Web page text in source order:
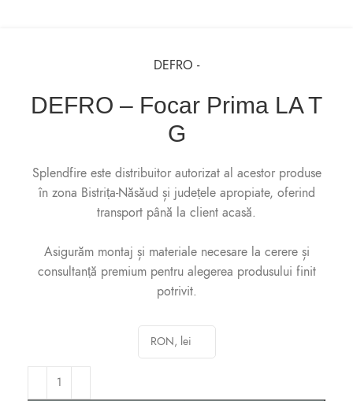
DEFRO -
DEFRO – Focar Prima LA T
G
Splendfire este distribuitor autorizat al acestor produse
în zona Bistrița-Năsăud și județele apropiate, oferind
transport până la client acasă.
Asigurăm montaj și materiale necesare la cerere și
consultanță premium pentru alegerea produsului finit
potrivit.